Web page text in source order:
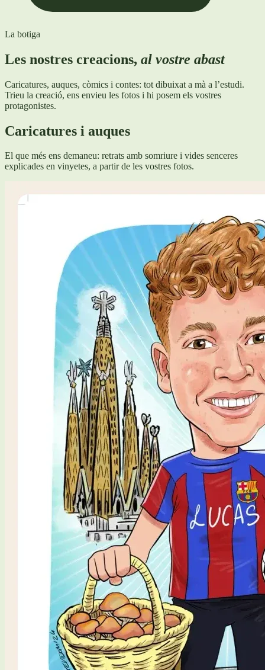
La botiga
Les nostres creacions, al vostre abast
Caricatures, auques, còmics i contes: tot dibuixat a mà a l’estudi.
Trieu la creació, ens envieu les fotos i hi posem els vostres
protagonistes.
Caricatures i auques
El que més ens demaneu: retrats amb somriure i vides senceres
explicades en vinyetes, a partir de les vostres fotos.